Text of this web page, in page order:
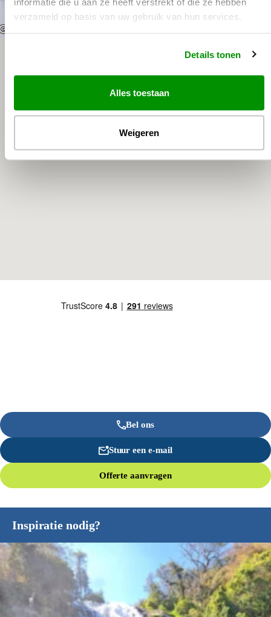
verzameld op basis van uw gebruik van hun services.
Details tonen
Alles toestaan
Weigeren
Bel ons
Stuur een e-mail
Offerte aanvragen
Inspiratie nodig?